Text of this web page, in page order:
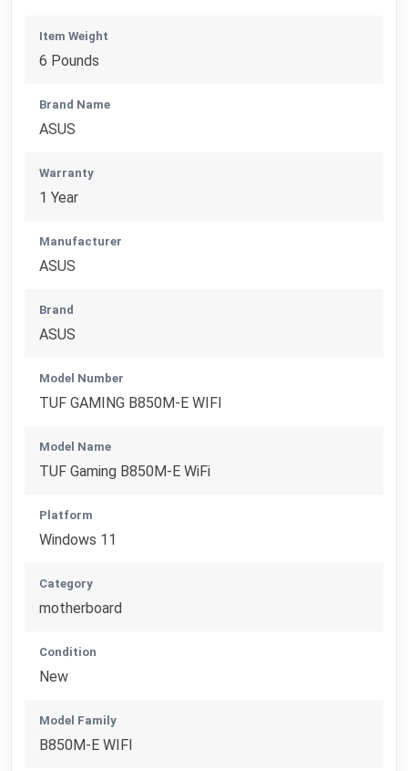
Item Weight
6 Pounds
Brand Name
ASUS
Warranty
1 Year
Manufacturer
ASUS
Brand
ASUS
Model Number
TUF GAMING B850M-E WIFI
Model Name
TUF Gaming B850M-E WiFi
Platform
Windows 11
Category
motherboard
Condition
New
Model Family
B850M-E WIFI